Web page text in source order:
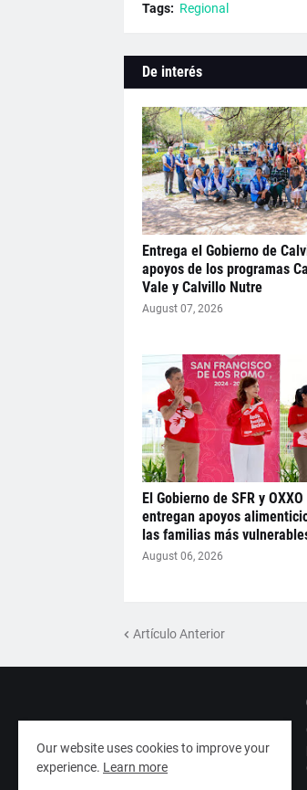
Tags: Regional
De interés
Entrega el Gobierno de
apoyos de los programas
Vale y Calvillo Nutre
August 07, 2026
El Gobierno de SFR y OXXO
entregan apoyos
las familias más
August 06, 2026
Artículo Anterior
Our website uses cookies to improve your
experience. Learn more